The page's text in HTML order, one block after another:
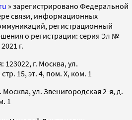
» зарегистрировано Федеральной
связи, информационных
регистрационный
о регистрации: серия Эл №
г.
123022, г. Москва, ул.
15, эт. 4, пом. X, ком. 1
Москва, ул. Звенигородская 2-я, д.
1